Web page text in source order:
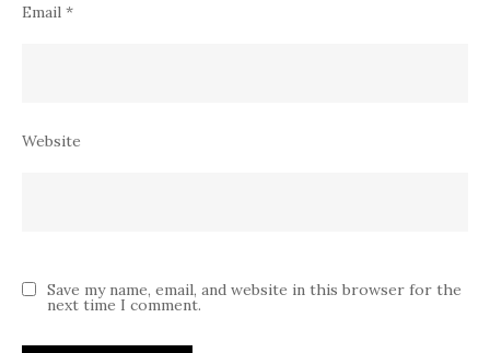
Email *
Website
Save my name, email, and website in this browser for the
next time I comment.